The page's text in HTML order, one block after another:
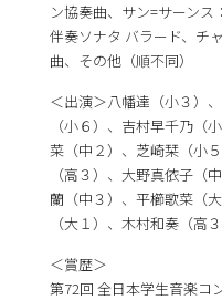
ン協奏曲、サン=サーン
伴奏ソナタ バラード、チ
曲、その他（順不同）
＜出演＞八幡達（小３）
（小６）、吉村早千乃（
菜（中２）、芝崎栞（小
（高３）、大野真依子（
蘭（中３）、平櫛歌菜（
（大１）、木村和奏（高
＜賞歴＞
第72回 全日本学生音楽コ